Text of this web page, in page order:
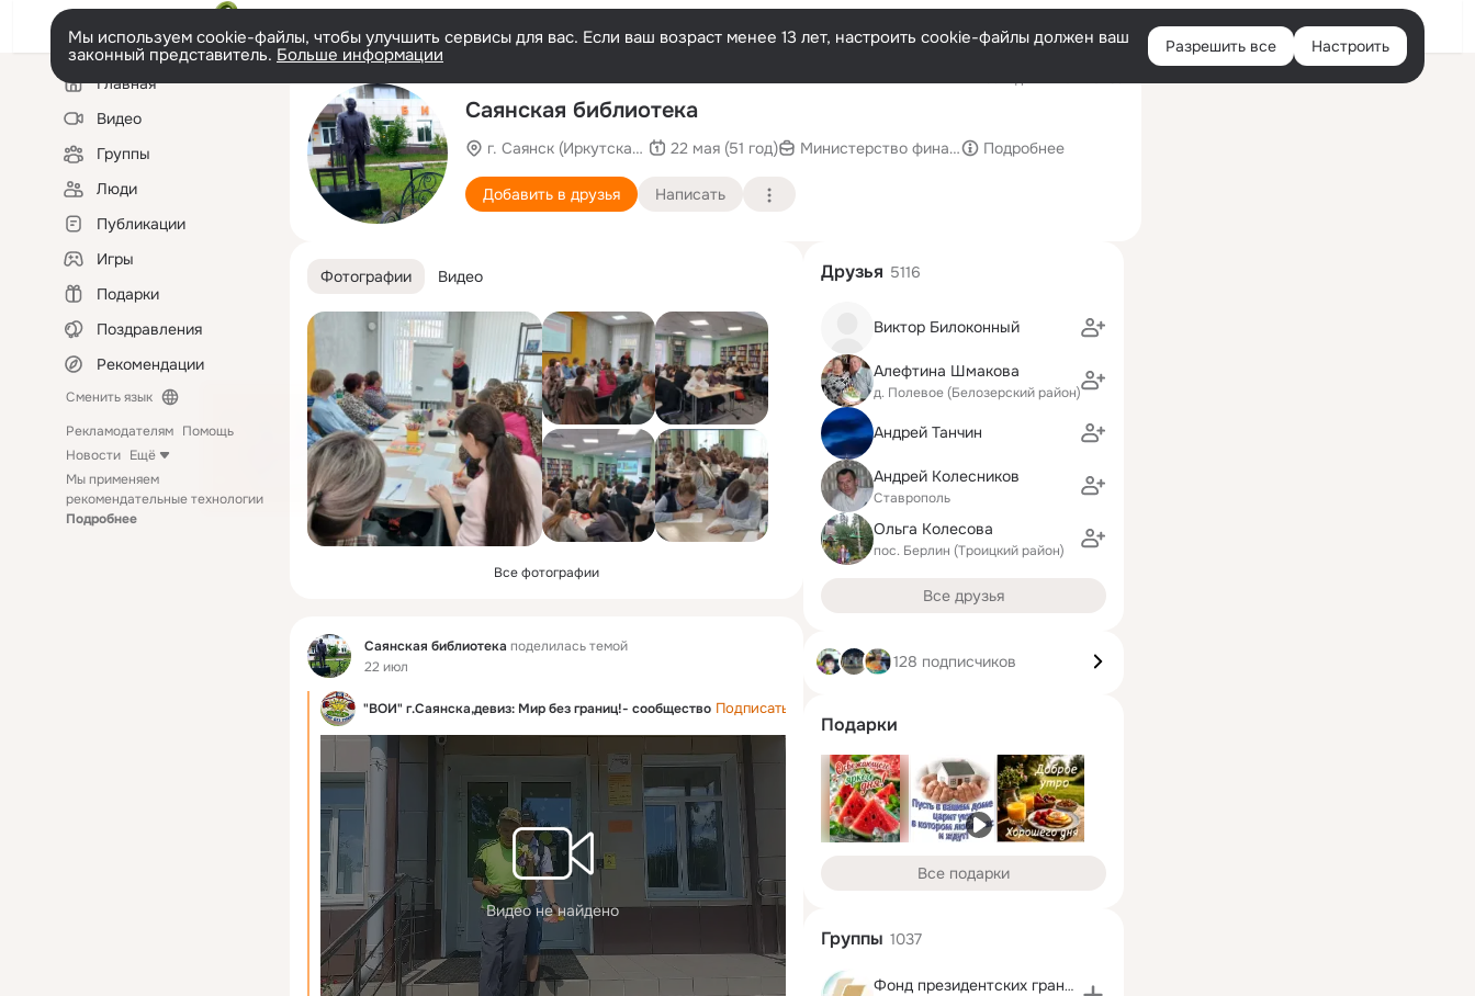
Войти
Мы используем cookie-файлы, чтобы улучшить сервисы для вас. Если ваш возраст менее 13 лет, настроить cookie-файлы должен ваш
законный представитель. Больше информации Разрешить все Настроить
Левая
колонкаГлавная
Видео
Группы
Люди
Публикации
Игры
Подарки
Поздравления
Рекомендации
Сменить язык
Рекламодателям Помощь
Новости Ещё
Мы применяем
рекомендательные технологии
Подробнее
Саянская библиотека
г. Саянск (Иркутская область)22 мая (51 год) Министерство финансов Иркутской области
Подробнее
Добавить в друзья Написать
Фотографии Видео
Все фотографии
Фид Саянская библиотека поделилась темой
22 июл
"ВОИ" г.Саянска,девиз: Мир без границ!- сообщество Подписаться
Видео не найдено
Друзья 5116
Виктор Билоконный
Алефтина Шмакова
д. Полевое (Белозерский район)
Андрей Танчин
Андрей Колесников
Ставрополь
Ольга Колесова
пос. Берлин (Троицкий район)
Все друзья
128 подписчиков
Подарки
Все подарки
Группы 1037
Фонд президентских грантов